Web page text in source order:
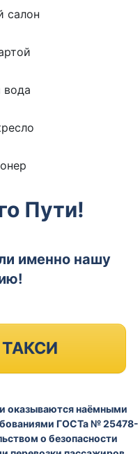
Пути!
именно нашу
оказываются наёмными
ГОСТа № 25478-
о безопасности